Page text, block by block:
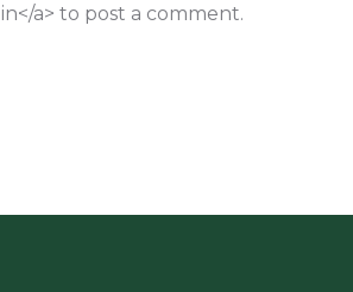
a> to post a comment.